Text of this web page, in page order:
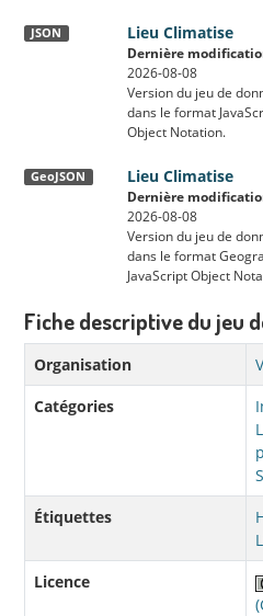
Lieu Climatise
JSON
Dernière
2026-08-08
Version du jeu de
dans le format
Object Notation.
Lieu Climatise
GeoJSON
Dernière
2026-08-08
Version du jeu de
dans le format
JavaScript Object
Fiche descriptive du jeu
Organisation
Catégories
Étiquettes
Licence